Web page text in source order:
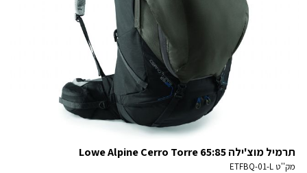
תרמיל מוצ'ילה Lowe Alpine Cerro Torre 65:85
מק''טETFBQ-01-L